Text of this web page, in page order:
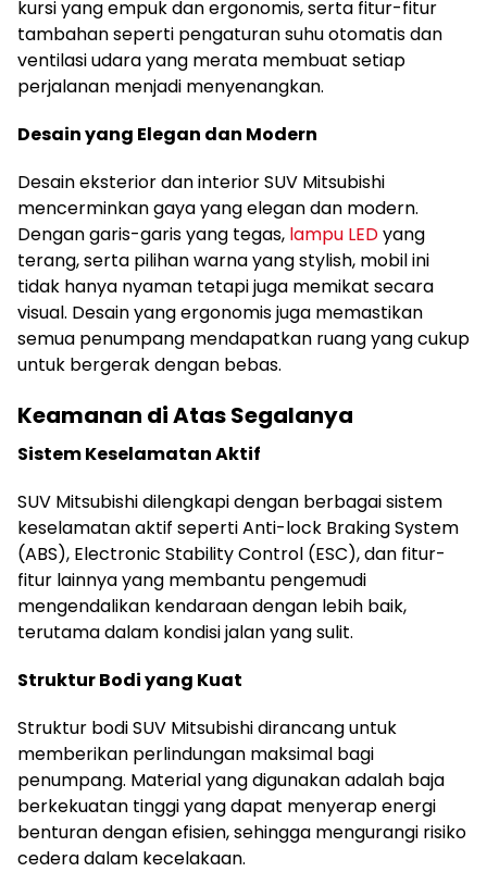
kursi yang empuk dan ergonomis, serta fitur-fitur
tambahan seperti pengaturan suhu otomatis dan
ventilasi udara yang merata membuat setiap
perjalanan menjadi menyenangkan.
Desain yang Elegan dan Modern
Desain eksterior dan interior SUV Mitsubishi
mencerminkan gaya yang elegan dan modern.
Dengan garis-garis yang tegas, lampu LEDyang
terang, serta pilihan warna yang stylish, mobil ini
tidak hanya nyaman tetapi juga memikat secara
visual. Desain yang ergonomis juga memastikan
semua penumpang mendapatkan ruang yang cukup
untuk bergerak dengan bebas.
Keamanan di Atas Segalanya
Sistem Keselamatan Aktif
SUV Mitsubishi dilengkapi dengan berbagai sistem
keselamatan aktif seperti Anti-lock Braking System
(ABS), Electronic Stability Control (ESC), dan fitur-
fitur lainnya yang membantu pengemudi
mengendalikan kendaraan dengan lebih baik,
terutama dalam kondisi jalan yang sulit.
Struktur Bodi yang Kuat
Struktur bodi SUV Mitsubishi dirancang untuk
memberikan perlindungan maksimal bagi
penumpang. Material yang digunakan adalah baja
berkekuatan tinggi yang dapat menyerap energi
benturan dengan efisien, sehingga mengurangi risiko
cedera dalam kecelakaan.